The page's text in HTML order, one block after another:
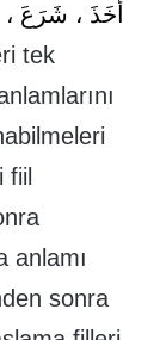
أخَذَ ، شَرَعَ
tek
anlamı
sonra